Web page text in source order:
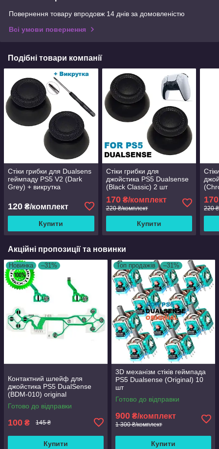
Повернення товару впродовж 14 днів за домовленістю
Всі умови повернення
Подібні товари компанії
Стіки грибки для Dualsens
геймпаду PS5 V2 (Dark
Grey) + викрутка
120 ₴/комплект
Купити
Стіки грибки для
джойстика PS5 Dualsense
(Black Classic) 2 шт
170₴/комплект
220 ₴/комплект
Купити
170
220
Акційні пропозиції та новинки
Новинка –31%
Контактний шлейф для
джойстика PS5 DualSense
(BDM-010) original
Готово до відправки
100 ₴ 145 ₴
Купити
Топ продажів –31%
3D механізм стіків геймпада
PS5 Dualsense (Original) 10
шт
Готово до відправки
900 ₴/комплект
1 300 ₴/комплект
Купити